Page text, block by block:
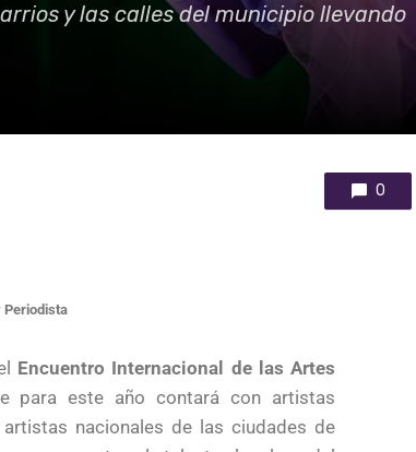
y las calles del municipio llevando
0
Periodista
Encuentro Internacional de las Artes
para este año contará con artistas
nacionales de las ciudades de